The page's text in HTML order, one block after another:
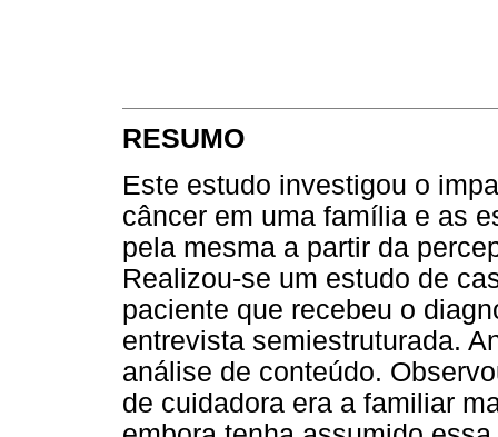
RESUMO
Este estudo investigou o
câncer em uma família e as
pela mesma a partir da
Realizou-se um estudo de
paciente que recebeu o
entrevista semiestruturada.
análise de conteúdo.
de cuidadora era a familiar